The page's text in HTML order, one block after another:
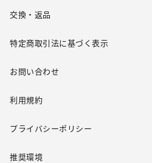
交換・返品
特定商取引法に基づく表示
お問い合わせ
利用規約
プライバシーポリシー
推奨環境